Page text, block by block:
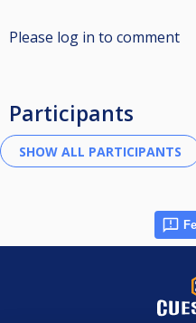
Please log in to comment
Participants